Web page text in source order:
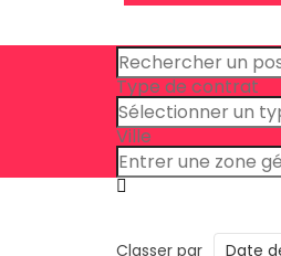
Type de contrat
Ville
Classer par